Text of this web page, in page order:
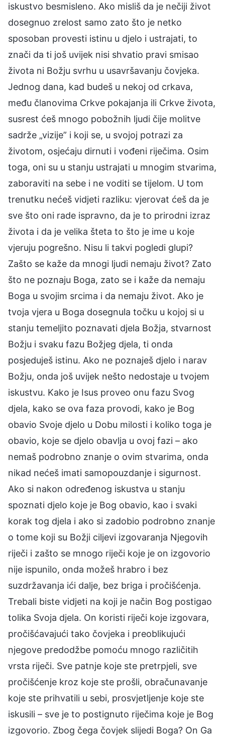
iskustvo besmisleno. Ako misliš da je nečiji život
dosegnuo zrelost samo zato što je netko
sposoban provesti istinu u djelo i ustrajati, to
znači da ti još uvijek nisi shvatio pravi smisao
života ni Božju svrhu u usavršavanju čovjeka.
Jednog dana, kad budeš u nekoj od crkava,
među članovima Crkve pokajanja ili Crkve života,
susrest ćeš mnogo pobožnih ljudi čije molitve
sadrže „vizije” i koji se, u svojoj potrazi za
životom, osjećaju dirnuti i vođeni riječima. Osim
toga, oni su u stanju ustrajati u mnogim stvarima,
zaboraviti na sebe i ne voditi se tijelom. U tom
trenutku nećeš vidjeti razliku: vjerovat ćeš da je
sve što oni rade ispravno, da je to prirodni izraz
života i da je velika šteta to što je ime u koje
vjeruju pogrešno. Nisu li takvi pogledi glupi?
Zašto se kaže da mnogi ljudi nemaju život? Zato
što ne poznaju Boga, zato se i kaže da nemaju
Boga u svojim srcima i da nemaju život. Ako je
tvoja vjera u Boga dosegnula točku u kojoj si u
stanju temeljito poznavati djela Božja, stvarnost
Božju i svaku fazu Božjeg djela, ti onda
posjeduješ istinu. Ako ne poznaješ djelo i narav
Božju, onda još uvijek nešto nedostaje u tvojem
iskustvu. Kako je Isus proveo onu fazu Svog
djela, kako se ova faza provodi, kako je Bog
obavio Svoje djelo u Dobu milosti i koliko toga je
obavio, koje se djelo obavlja u ovoj fazi – ako
nemaš podrobno znanje o ovim stvarima, onda
nikad nećeš imati samopouzdanje i sigurnost.
Ako si nakon određenog iskustva u stanju
spoznati djelo koje je Bog obavio, kao i svaki
korak tog djela i ako si zadobio podrobno znanje
o tome koji su Božji ciljevi izgovaranja Njegovih
riječi i zašto se mnogo riječi koje je on izgovorio
nije ispunilo, onda možeš hrabro i bez
suzdržavanja ići dalje, bez briga i pročišćenja.
Trebali biste vidjeti na koji je način Bog postigao
tolika Svoja djela. On koristi riječi koje izgovara,
pročišćavajući tako čovjeka i preoblikujući
njegove predodžbe pomoću mnogo različitih
vrsta riječi. Sve patnje koje ste pretrpjeli, sve
pročišćenje kroz koje ste prošli, obračunavanje
koje ste prihvatili u sebi, prosvjetljenje koje ste
iskusili – sve je to postignuto riječima koje je Bog
izgovorio. Zbog čega čovjek slijedi Boga? On Ga